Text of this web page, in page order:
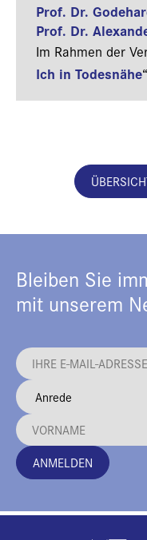
Prof. Dr.
Prof. Dr.
Im Rahmen der
Ich in Todesnähe
Bleiben Sie
mit unserem
ANMELDEN